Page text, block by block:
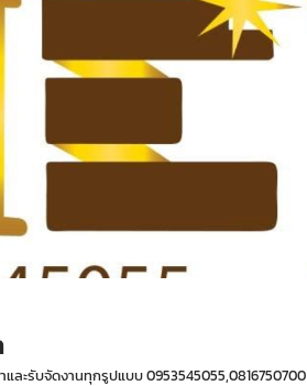
ละรับจัดงานทุกรูปแบบ 0953545055,0816750700